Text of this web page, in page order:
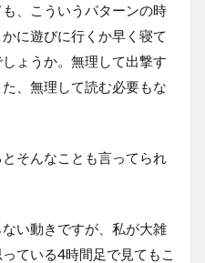
、こういうパターンの時
に遊びに行くか早く寝て
ょうか。無理して出撃す
、無理して読む必要もな
そんなことも言ってられ
い動きですが、私が大雑
ている4時間足で見てもこ